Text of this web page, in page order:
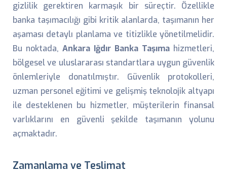
gizlilik gerektiren karmaşık bir süreçtir. Özellikle
banka taşımacılığı gibi kritik alanlarda, taşımanın her
aşaması detaylı planlama ve titizlikle yönetilmelidir.
Bu noktada, Ankara Iğdır Banka Taşıma hizmetleri,
bölgesel ve uluslararası standartlara uygun güvenlik
önlemleriyle donatılmıştır. Güvenlik protokolleri,
uzman personel eğitimi ve gelişmiş teknolojik altyapı
ile desteklenen bu hizmetler, müşterilerin finansal
varlıklarını en güvenli şekilde taşımanın yolunu
açmaktadır.
Zamanlama ve Teslimat